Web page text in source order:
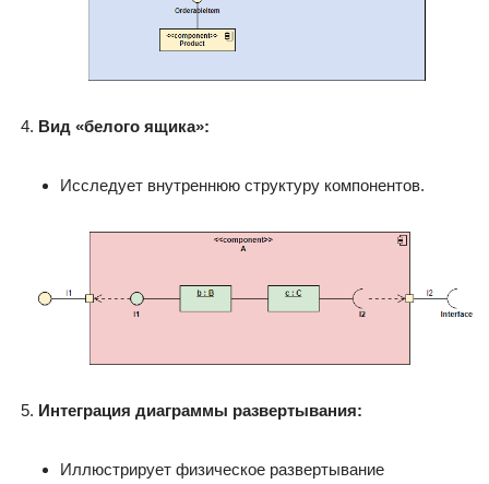
Вид «белого ящика»:
Исследует внутреннюю структуру компонентов.
Интеграция диаграммы развертывания:
Иллюстрирует физическое развертывание